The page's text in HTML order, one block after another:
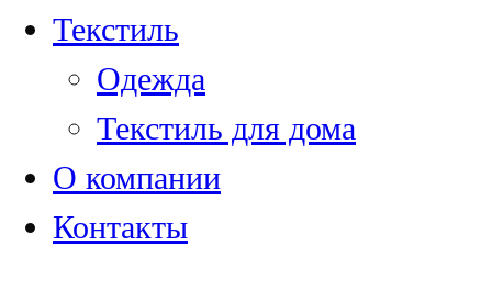
Текстиль
Одежда
Текстиль для дома
О компании
Контакты